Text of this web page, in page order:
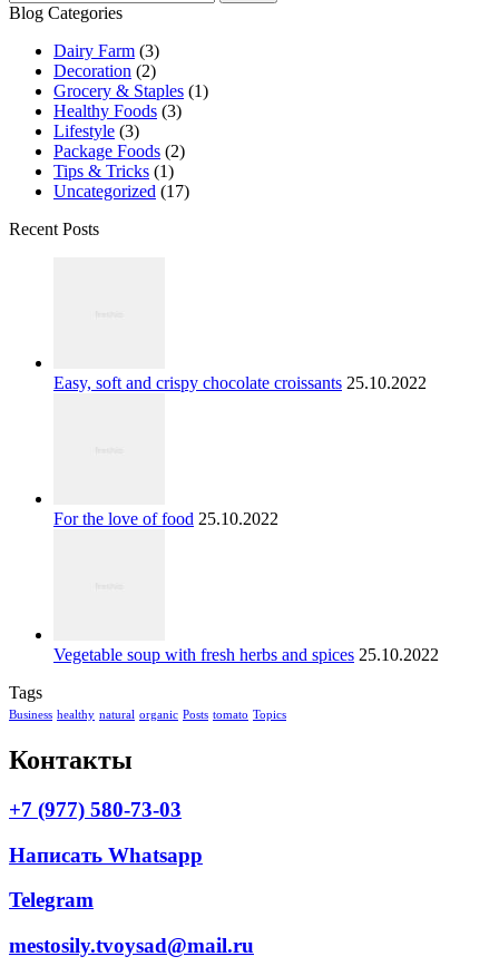
Blog Categories
Dairy Farm (3)
Decoration (2)
Grocery & Staples (1)
Healthy Foods (3)
Lifestyle (3)
Package Foods (2)
Tips & Tricks (1)
Uncategorized (17)
Recent Posts
Easy, soft and crispy chocolate croissants 25.10.2022
For the love of food 25.10.2022
Vegetable soup with fresh herbs and spices 25.10.2022
Tags
Business healthy natural organic Posts tomato Topics
Контакты
+7 (977) 580-73-03
Написать Whatsapp
Telegram
mestosily.tvoysad@mail.ru